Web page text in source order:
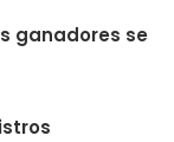
ganadores se